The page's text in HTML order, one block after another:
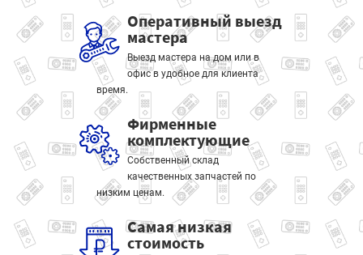
Оперативный выезд
мастера
Выезд мастера на дом или в
офис в удобное для клиента
время.
Фирменные
комплектующие
Собственный склад
качественных запчастей по
низким ценам.
Самая низкая
стоимость